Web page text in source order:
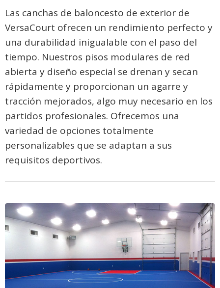
Las canchas de baloncesto de exterior de
VersaCourt ofrecen un rendimiento perfecto y
una durabilidad inigualable con el paso del
tiempo. Nuestros pisos modulares de red
abierta y diseño especial se drenan y secan
rápidamente y proporcionan un agarre y
tracción mejorados, algo muy necesario en los
partidos profesionales. Ofrecemos una
variedad de opciones totalmente
personalizables que se adaptan a sus
requisitos deportivos.